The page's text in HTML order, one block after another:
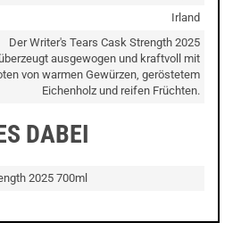
Irland
Der Writer's Tears Cask Strength 2025
überzeugt ausgewogen und kraftvoll mit
von warmen Gewürzen, geröstetem
Eichenholz und reifen Früchten.
DABEI
2025 700ml